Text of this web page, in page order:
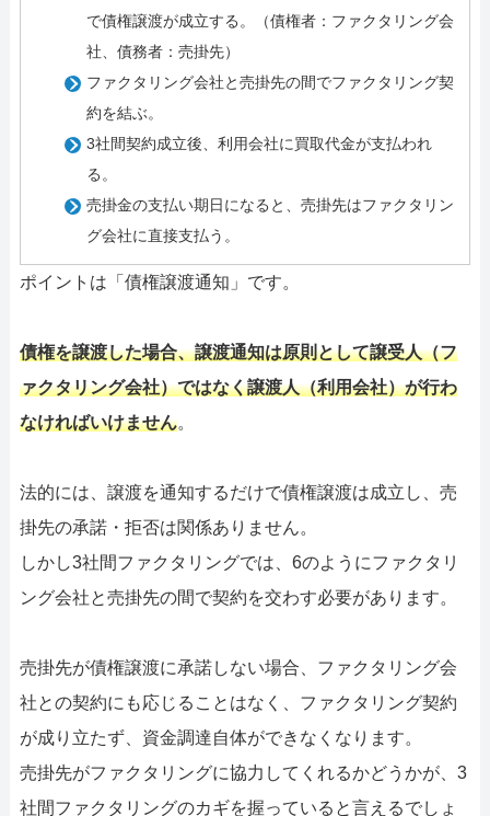
で債権譲渡が成立する。（債権者：ファクタリング会
社、債務者：売掛先）
ファクタリング会社と売掛先の間でファクタリング契
約を結ぶ。
3社間契約成立後、利用会社に買取代金が支払われ
る。
売掛金の支払い期日になると、売掛先はファクタリン
グ会社に直接支払う。
ポイントは「債権譲渡通知」です。
債権を譲渡した場合、譲渡通知は原則として譲受人（フ
ァクタリング会社）ではなく譲渡人（利用会社）が行わ
なければいけません。
法的には、譲渡を通知するだけで債権譲渡は成立し、売
掛先の承諾・拒否は関係ありません。
しかし3社間ファクタリングでは、6のようにファクタリ
ング会社と売掛先の間で契約を交わす必要があります。
売掛先が債権譲渡に承諾しない場合、ファクタリング会
社との契約にも応じることはなく、ファクタリング契約
が成り立たず、資金調達自体ができなくなります。
売掛先がファクタリングに協力してくれるかどうかが、3
社間ファクタリングのカギを握っていると言えるでしょ